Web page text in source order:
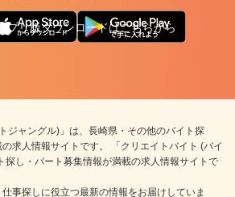
プリ版ダウンロードはこちらから
ジャングル)」は、長崎県・その他のバイト探
求人情報サイトです。 「クリエイトバイト (バイ
探し・パート募集情報が満載の求人情報サイトで
事探しに役立つ最新の情報をお届けしていま